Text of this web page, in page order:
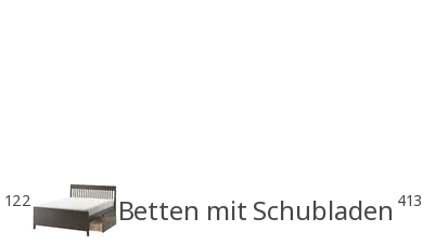
122 Betten mit Schubladen 413